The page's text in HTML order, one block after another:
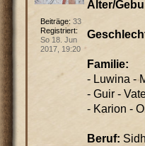
Alter/
Familie:
- Luwina -
- Guir -
- Karion -
Beruf:
Beiträge: 33
Registriert:
So 18. Jun
2017, 19:20